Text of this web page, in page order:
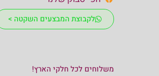
לקבוצת המבצעים השקטה >
משלוחים לכל חלקי הארץ!